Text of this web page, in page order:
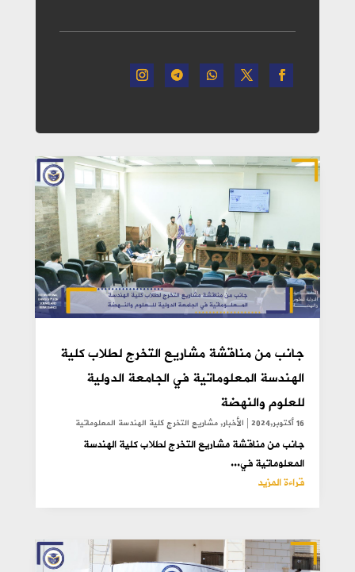
جانب من مناقشة مشاريع التخرج لطلاب كلية
الهندسة المعلوماتية في الجامعة الدولية
للعلوم والنهضة
16 أكتوبر,2024 | الأخبار,مشاريع التخرج كلية الهندسة المعلوماتية
جانب من مناقشة مشاريع التخرج لطلاب كلية الهندسة
المعلوماتية في...
قراءة المزيد